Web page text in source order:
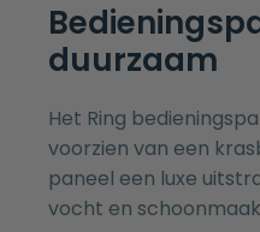
duurzaam
Het Ring
voorzien van een
paneel een luxe
vocht en